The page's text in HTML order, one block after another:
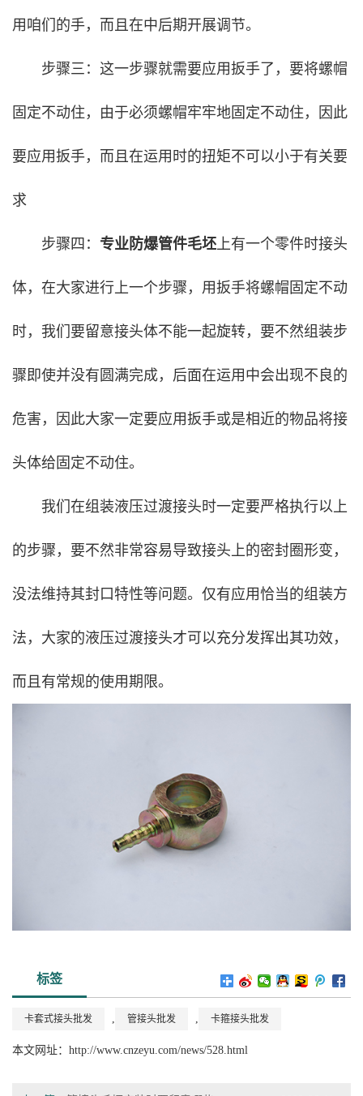
用咱们的手，而且在中后期开展调节。
步骤三： 这一步骤就需要应用扳手了，要将螺帽
固定不动住，由于必须螺帽牢牢地固定不动住，因此
要应用扳手，而且在运用时的扭矩不可以小于有关要
求
步骤四： 专业防爆管件毛坯 上有一个零件时接头
体，在大家进行上一个步骤，用扳手将螺帽固定不动
时，我们要留意接头体不能一起旋转，要不然组装步
骤即使并没有圆满完成，后面在运用中会出现不良的
危害，因此大家一定要应用扳手或是相近的物品将接
头体给固定不动住。
我们在组装液压过渡接头时一定要严格执行以上
的步骤，要不然非常容易导致接头上的密封圈形变，
没法维持其封口特性等问题。仅有应用恰当的组装方
法，大家的液压过渡接头才可以充分发挥出其功效，
而且有常规的使用期限。
标签
卡套式接头批发 管接头批发 卡箍接头批发
本文网址： http://www.cnzeyu.com/news/528.html